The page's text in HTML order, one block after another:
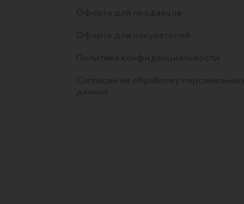
Оферта для продавцов
Оферта для покупателей
Политика конфиденциальности
Согласие на обработку персональных
данных